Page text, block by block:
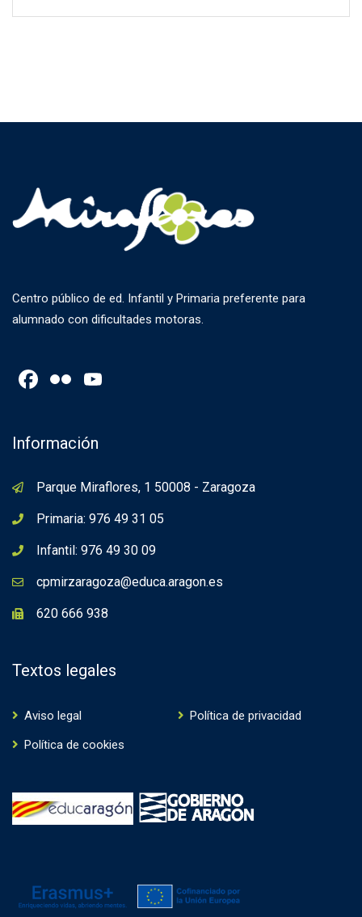
Centro público de ed. Infantil y Primaria preferente para
alumnado con dificultades motoras.
Facebook
Flickr
Información
Parque Miraflores, 1 50008 - Zaragoza
Primaria: 976 49 31 05
Infantil: 976 49 30 09
cpmirzaragoza@educa.aragon.es
620 666 938
Textos legales
Aviso legal
Política de privacidad
Política de cookies